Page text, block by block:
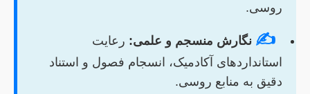
روسی.
✍️ نگارش منسجم و علمی: رعایت
استانداردهای آکادمیک، انسجام فصول و استناد
دقیق به منابع روسی.